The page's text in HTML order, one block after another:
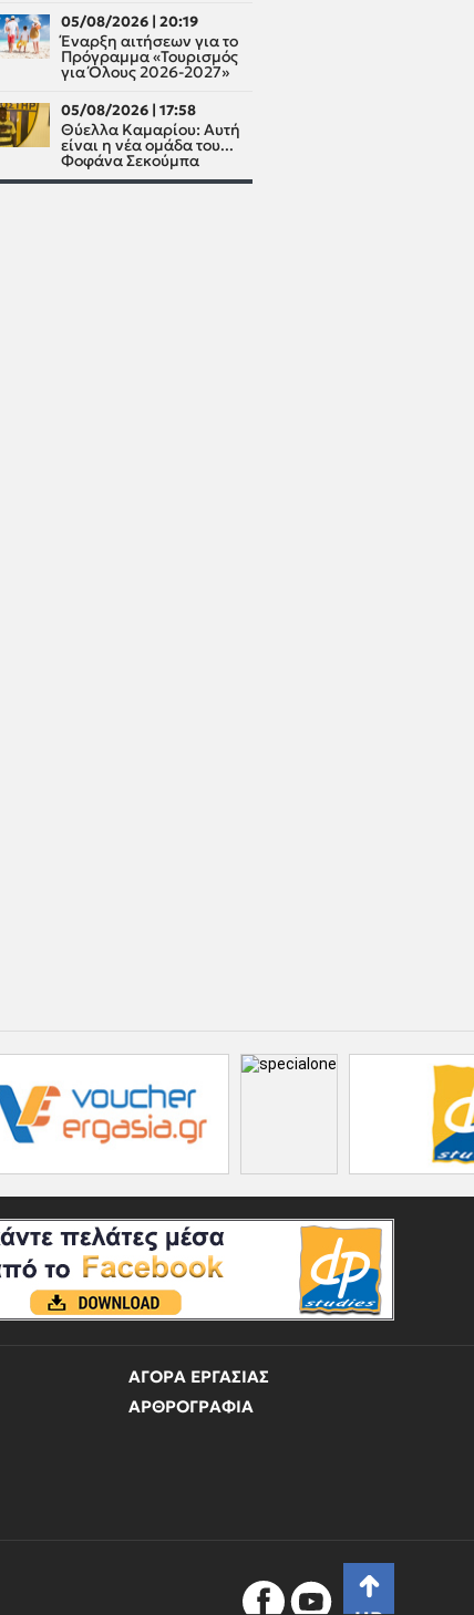
05/08/2026 | 20:19
Έναρξη αιτήσεων για το
Πρόγραμμα «Τουρισμός
για Όλους 2026-2027»
05/08/2026 | 17:58
Θύελλα Καμαρίου: Αυτή
είναι η νέα ομάδα του...
Φοφάνα Σεκούμπα
ΑΓΟΡΑ ΕΡΓΑΣΙΑΣ
ΑΡΘΡΟΓΡΑΦΙΑ